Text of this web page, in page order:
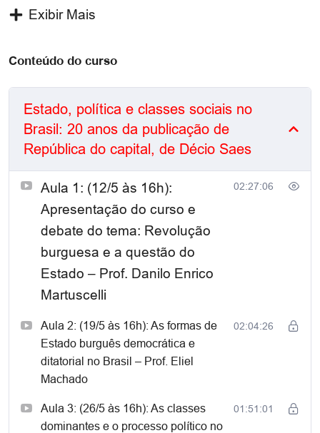
Caso voce não tenha condições de arcar com um valor
Pacotes especiais para Sindicatos, Movimentos Sociais e
As aulas serão ministradas pela plataforma Zoom.
É fornecido certificado condicionado à presença de, no
Organizadores e docentes do curso:Danilo Enrico
Martuscelli (UFFS), Eliel Machado (UEL) e Jair Pinheiro
Docentes convidados: Décio Saes (Unicamp/Umesp),
Patrícia Trópia (UFU) e Tatiana Berringer (UFABC)
Projeto de extensão:
América Latina Pulsa! América
Latina Tiembla (UEL, UFFS, Unesp)
Textos introdutórios para conhecer aspectos gerais da
obra de Décio Saes
[wpdm_tree category=”introducao-estado-politica-e-classes-
socias-no-brasil”]
Exibir Mais
Conteúdo do curso
Estado, política e classes sociais no
Brasil: 20 anos da publicação de
República do capital, de Décio Saes
Aula 1: (12/5 às 16h):
Apresentação do curso e
debate do tema: Revolução
burguesa e a questão do
Estado – Prof. Danilo Enrico
Martuscelli
02:27:06
Aula 2: (19/5 às 16h): As formas de
Estado burguês democrática e
ditatorial no Brasil – Prof. Eliel
Machado
02:04:26
Aula 3: (26/5 às 16h): As classes
dominantes e o processo político no
01:51:01